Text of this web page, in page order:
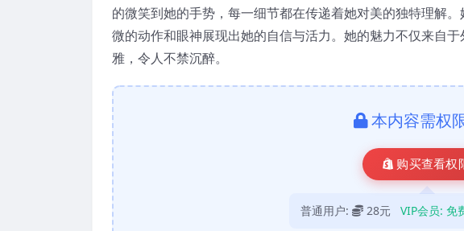
的微笑到她的手势，每一细节都在传递着她对美的独特理解
微的动作和眼神展现出她的自信与活力。她的魅力不仅来自
雅，令人不禁沉醉。
本内容需权
购买查看权
普通用户: 28元 VIP会员: 免